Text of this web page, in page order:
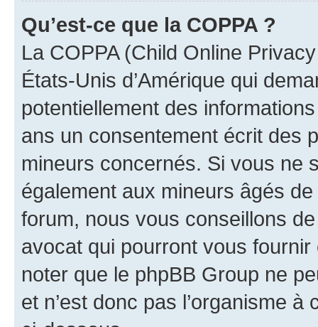
Qu’est-ce que la COPPA ?
La COPPA (Child Online
États-Unis d’Amérique qui
potentiellement des
ans un consentement écrit des
mineurs concernés. Si vous ne
également aux mineurs âgés
forum, nous vous conseillons
avocat qui pourront vous
noter que le phpBB Group ne
et n’est donc pas l’organisme